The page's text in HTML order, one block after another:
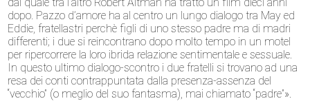
dopo. Pazzo d’amore ha al centro un lungo dialogo tra May ed
Eddie, fratellastri perchè figli di uno stesso padre ma di madri
differenti; i due si reincontrano dopo molto tempo in un motel
per ripercorrere la loro ibrida relazione sentimentale e sessuale.
In questo ultimo dialogo-scontro i due fratelli si trovano ad una
resa dei conti contrappuntata dalla presenza-assenza del
“vecchio” (o meglio del suo fantasma), mai chiamato “padre”».